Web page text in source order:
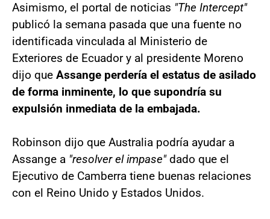
Asimismo, el portal de noticias "The Intercept"
publicó la semana pasada que una fuente no
identificada vinculada al Ministerio de
Exteriores de Ecuador y al presidente Moreno
dijo que Assange perdería el estatus de asilado
de forma inminente, lo que supondría su
expulsión inmediata de la embajada.
Robinson dijo que Australia podría ayudar a
Assange a "resolver el impase"dado que el
Ejecutivo de Camberra tiene buenas relaciones
con el Reino Unido y Estados Unidos.